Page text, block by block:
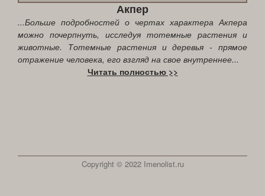
Акпер
...Больше подробностей о чертах характера Акпера
можно почерпнуть, исследуя тотемные растения и
животные. Тотемные растения и деревья - прямое
отражение человека, его взгляд на свое внутреннее...
Читать полностью >>
Copyright © 2022 Imenolist.ru